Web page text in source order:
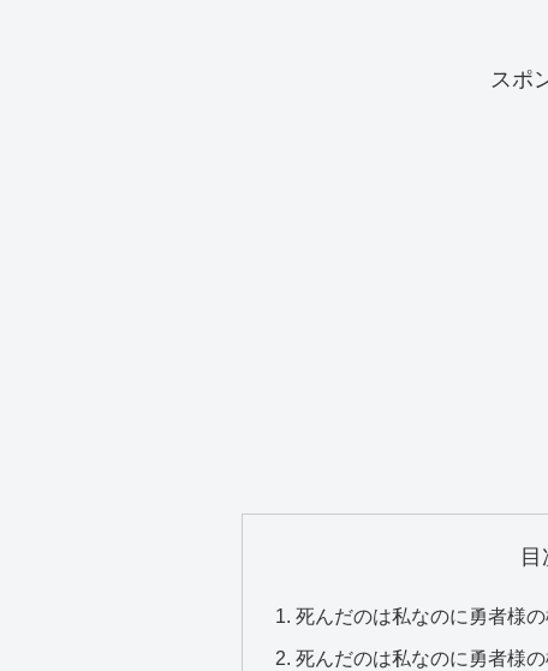
スポ
目
死んだのは私なのに勇者様
死んだのは私なのに勇者様